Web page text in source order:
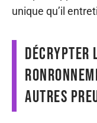
unique qu’il
Décrypter
autres